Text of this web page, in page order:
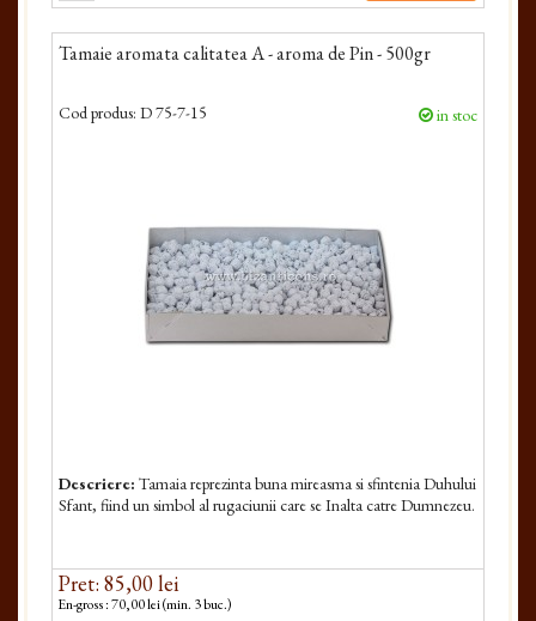
Tamaie aromata calitatea A - aroma de Pin - 500gr
Cod produs: D 75-7-15 in stoc
Descriere: Tamaia reprezinta buna mireasma si sfintenia Duhului
Sfant, fiind un simbol al rugaciunii care se Inalta catre Dumnezeu.
Pret: 85,00 lei
En-gross : 70,00 lei (min. 3 buc.)